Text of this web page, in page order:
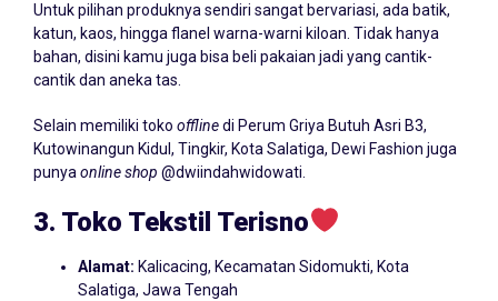
Untuk pilihan produknya sendiri sangat bervariasi, ada batik,
katun, kaos, hingga flanel warna-warni kiloan. Tidak hanya
bahan, disini kamu juga bisa beli pakaian jadi yang cantik-
cantik dan aneka tas.
Selain memiliki toko offlinedi Perum Griya Butuh Asri B3,
Kutowinangun Kidul, Tingkir, Kota Salatiga, Dewi Fashion juga
punya onlineshop @dwiindahwidowati.
3. Toko Tekstil Terisno
Alamat: Kalicacing, Kecamatan Sidomukti, Kota
Salatiga, Jawa Tengah